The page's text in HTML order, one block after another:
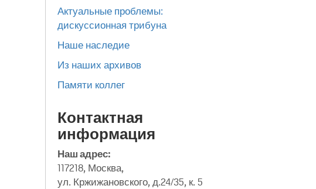
Актуальные проблемы:
дискуссионная трибуна
Наше наследие
Из наших архивов
Памяти коллег
Контактная
информация
Наш адрес:
117218, Москва,
ул. Кржижановского, д.24/35, к. 5